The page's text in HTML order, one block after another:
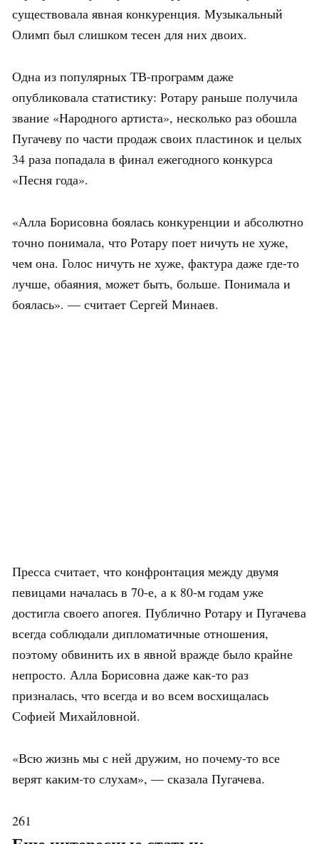
существовала явная конкуренция. Музыкальный
Олимп был слишком тесен для них двоих.
Одна из популярных ТВ-программ даже
опубликовала статистику: Ротару раньше получила
звание «Народного артиста», несколько раз обошла
Пугачеву по части продаж своих пластинок и целых
34 раза попадала в финал ежегодного конкурса
«Песня года».
«Алла Борисовна боялась конкуренции и абсолютно
точно понимала, что Ротару поет ничуть не хуже,
чем она. Голос ничуть не хуже, фактура даже где-то
лучше, обаяния, может быть, больше. Понимала и
боялась». — считает Сергей Минаев.
Пресса считает, что конфронтация между двумя
певицами началась в 70-е, а к 80-м годам уже
достигла своего апогея. Публично Ротару и Пугачева
всегда соблюдали дипломатичные отношения,
поэтому обвинить их в явной вражде было крайне
непросто. Алла Борисовна даже как-то раз
призналась, что всегда и во всем восхищалась
Софией Михайловной.
«Всю жизнь мы с ней дружим, но почему-то все
верят каким-то слухам», — сказала Пугачева.
261